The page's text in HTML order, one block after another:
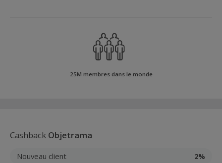
25M membres dans le monde
Cashback Objetrama
Nouveau client 2%